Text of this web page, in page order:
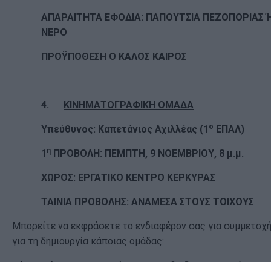
ΑΠΑΡΑΙΤΗΤΑ ΕΦΟΔΙΑ: ΠΑΠΟΥΤΣΙΑ ΠΕΖΟΠΟΡΙΑΣ
ΝΕΡΟ
ΠΡΟΫΠΟΘΕΣΗ Ο ΚΑΛΟΣ ΚΑΙΡΟΣ
4. ΚΙΝΗΜΑΤΟΓΡΑΦΙΚΗ ΟΜΑΔΑ
Υπεύθυνος: Καπετάνιος Αχιλλέας (1 ο ΕΠΑΛ)
1 η ΠΡΟΒΟΛΗ: ΠΕΜΠΤΗ, 9 ΝΟΕΜΒΡΙΟΥ, 8 μ.μ.
ΧΩΡΟΣ: ΕΡΓΑΤΙΚΟ ΚΕΝΤΡΟ ΚΕΡΚΥΡΑΣ
ΤΑΙΝΙΑ ΠΡΟΒΟΛΗΣ: ΑΝΑΜΕΣΑ ΣΤΟΥΣ ΤΟΙΧΟΥΣ
Μπορείτε να εκφράσετε το ενδιαφέρον σας για
για τη δημιουργία κάποιας ομάδας: